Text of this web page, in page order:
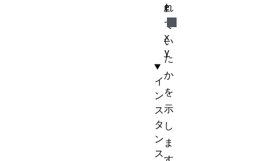
れ
て
い
た
か
を
示
し
ま
e
x
y
イ
ン
ス
タ
ン
ス